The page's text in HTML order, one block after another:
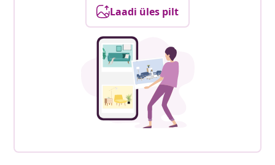
Laadi üles pilt